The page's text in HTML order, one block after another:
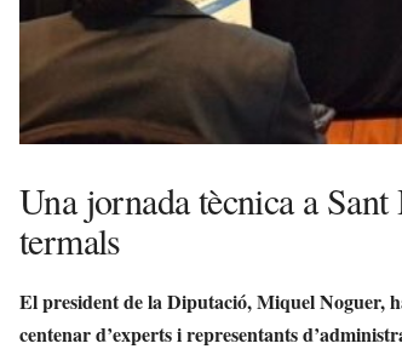
Una jornada tècnica a
termals
El president de la Diputació, Miquel Noguer,
centenar d’experts i representants